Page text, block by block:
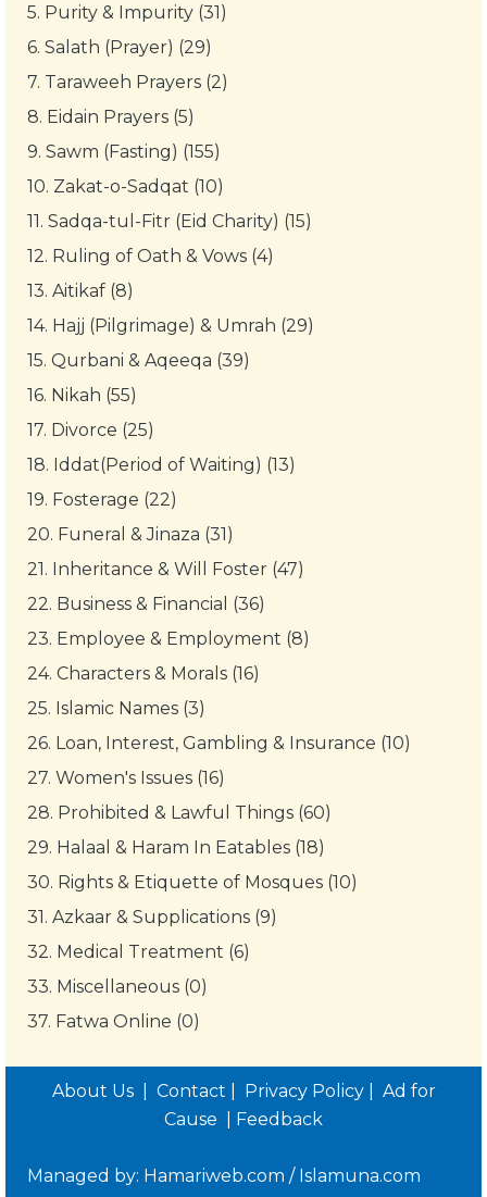
5. Purity & Impurity (31)
6. Salath (Prayer) (29)
7. Taraweeh Prayers (2)
8. Eidain Prayers (5)
9. Sawm (Fasting) (155)
10. Zakat-o-Sadqat (10)
11. Sadqa-tul-Fitr (Eid Charity) (15)
12. Ruling of Oath & Vows (4)
13. Aitikaf (8)
14. Hajj (Pilgrimage) & Umrah (29)
15. Qurbani & Aqeeqa (39)
16. Nikah (55)
17. Divorce (25)
18. Iddat(Period of Waiting) (13)
19. Fosterage (22)
20. Funeral & Jinaza (31)
21. Inheritance & Will Foster (47)
22. Business & Financial (36)
23. Employee & Employment (8)
24. Characters & Morals (16)
25. Islamic Names (3)
26. Loan, Interest, Gambling & Insurance (10)
27. Women's Issues (16)
28. Prohibited & Lawful Things (60)
29. Halaal & Haram In Eatables (18)
30. Rights & Etiquette of Mosques (10)
31. Azkaar & Supplications (9)
32. Medical Treatment (6)
33. Miscellaneous (0)
37. Fatwa Online (0)
About Us Contact Privacy Policy|
Ad for
Cause
Feedback
Managed by: Hamariweb.com / Islamuna.com